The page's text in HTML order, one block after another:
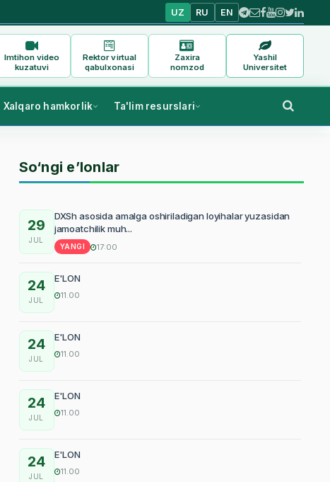
UZ RU EN
Imtihon video
kuzatuvi
Rektor virtual
qabulxonasi
Zaxira
nomzod
Yashil
Universitet
Xalqaro hamkorlik Ta'lim resurslari
So‘ngi e’lonlar
29
JUL
DXSh asosida amalga oshiriladigan loyihalar yuzasidan
jamoatchilik muh...
YANGI 17:00
24
JUL
E'LON
11.00
24
JUL
E'LON
11.00
24
JUL
E'LON
11.00
24
JUL
E'LON
11.00